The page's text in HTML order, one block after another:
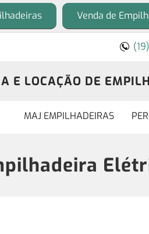
Venda de
E LOCAÇÃO DE
MAJ EMPILHADEIRAS